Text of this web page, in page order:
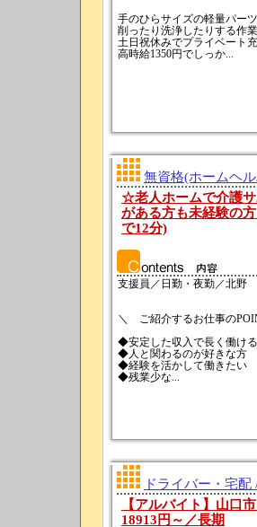
手のひらサイズの軽量パー
削ったり洗浄したりする作
土日祝休みでプライベート
高時給1350円でしっか...
無資格(ホームヘ
☆老人ホームで介護
がある方も未経験の
で12分)
支援員／日勤・夜勤／北野
＼ ご紹介するお仕事の
◆安定した収入で長く働ける
◆人と関わるのが好きな方
◆経験を活かして働きたい
◆残業少な...
ドライバー・宅配
【アルバイト】山口
18913円～／長期